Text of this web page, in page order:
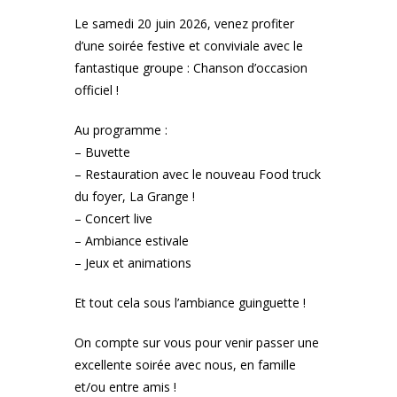
Le samedi 20 juin 2026, venez profiter
d’une soirée festive et conviviale avec le
fantastique groupe : Chanson d’occasion
officiel !
Au programme :
– Buvette
– Restauration avec le nouveau Food truck
du foyer, La Grange !
– Concert live
– Ambiance estivale
– Jeux et animations
Et tout cela sous l’ambiance guinguette !
On compte sur vous pour venir passer une
excellente soirée avec nous, en famille
et/ou entre amis !